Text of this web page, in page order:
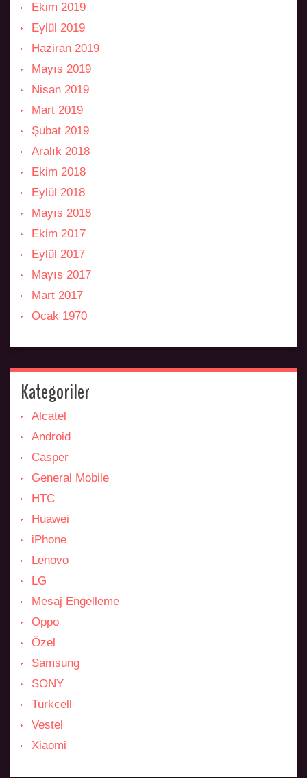
Ekim 2019
Eylül 2019
Haziran 2019
Mayıs 2019
Nisan 2019
Mart 2019
Şubat 2019
Aralık 2018
Ekim 2018
Eylül 2018
Mayıs 2018
Ekim 2017
Eylül 2017
Mayıs 2017
Mart 2017
Ocak 1970
Kategoriler
Alcatel
Android
Casper
General Mobile
HTC
Huawei
iPhone
Lenovo
LG
Mesaj Engelleme
Oppo
Özel
Samsung
SONY
Turkcell
Vestel
Xiaomi